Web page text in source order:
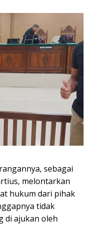
sebagai
melontarkan
hukum dari pihak
tidak
di ajukan oleh